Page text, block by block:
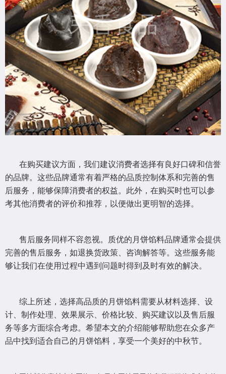
在购买建议方面，我们建议消费者选择有良好口碑和信誉
的品牌。这些品牌通常有着严格的品质控制体系和完善的售
后服务，能够保障消费者的权益。此外，在购买时也可以参
考其他消费者的评价和推荐，以便做出更明智的选择。
售后服务同样不容忽视。质优的月饼馅料品牌通常会提供
完善的售后服务，如退换货政策、咨询解答等。这些服务能
够让我们在使用过程中遇到问题时得到及时有效的解决。
综上所述，选择高品质的月饼馅料需要从材料选择、设
计、制作处理、效果展示、价格比较、购买建议以及售后服
务等多方面综合考虑。希望本文的介绍能够帮助您在众多产
品中找到适合自己的月饼馅料，享受一个美好的中秋节。